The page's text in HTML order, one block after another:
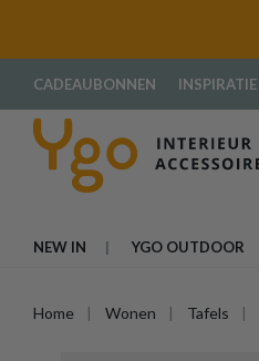
CADEAUBONNEN INSPIRATIE
NEW IN YGO OUTDOOR
Home Wonen Tafels